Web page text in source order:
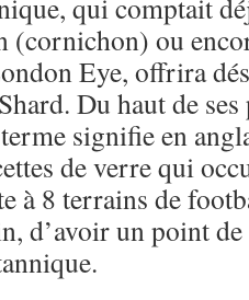
qui comptait
(cornichon) ou
Eye, offrira
Du haut de
signifie en
de verre qui
à 8 terrains de
d’avoir un point de